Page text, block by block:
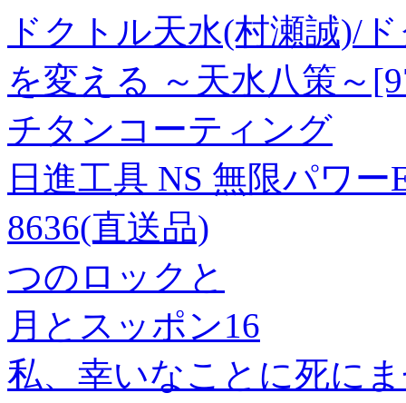
ドクトル天水(村瀬誠)/
を変える ～天水八策～
チタンコーティング
日進工具 NS 無限パワ
8636(直送品)
つのロックと
月とスッポン16
私、幸いなことに死に